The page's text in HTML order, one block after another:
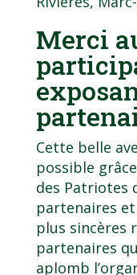
Merci
Cette belle
possible
des Patriotes
partenaires
plus sincères
partenaires
aplomb